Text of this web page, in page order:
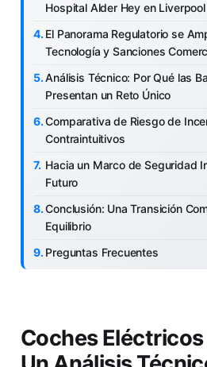
Hospital Alder Hey en Liverpool
El Panorama Regulatorio se
Tecnología y Sanciones
Análisis Técnico: Por Qué las
Presentan un Reto Único
Comparativa de Riesgo de
Contraintuitivos
Hacia un Marco de Seguridad
Futuro
Conclusión: Una Transición
Equilibrio
Preguntas Frecuentes
Coches